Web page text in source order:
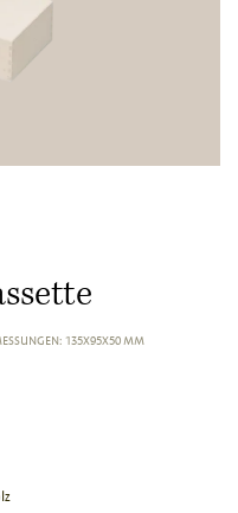
135X95X50 MM